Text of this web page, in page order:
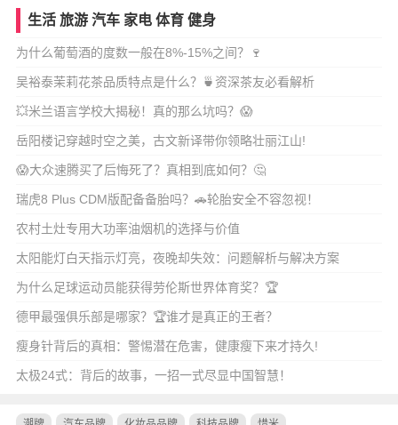
生活 旅游 汽车 家电 体育 健身
为什么葡萄酒的度数一般在8%-15%之间？🍷
吴裕泰茉莉花茶品质特点是什么？🍵资深茶友必看解析
💥米兰语言学校大揭秘！真的那么坑吗？😱
岳阳楼记穿越时空之美，古文新译带你领略壮丽江山!
😱大众速腾买了后悔死了？真相到底如何？🤔
瑞虎8 Plus CDM版配备备胎吗？🚗轮胎安全不容忽视！
农村土灶专用大功率油烟机的选择与价值
太阳能灯白天指示灯亮，夜晚却失效：问题解析与解决方案
为什么足球运动员能获得劳伦斯世界体育奖？🏆
德甲最强俱乐部是哪家？🏆谁才是真正的王者？
瘦身针背后的真相：警惕潜在危害，健康瘦下来才持久!
太极24式：背后的故事，一招一式尽显中国智慧！